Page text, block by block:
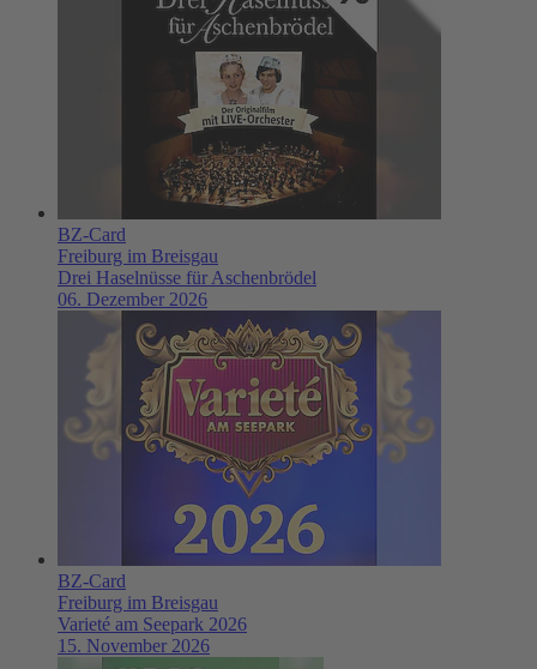
BZ-Card
Freiburg im Breisgau
Drei Haselnüsse für Aschenbrödel
06. Dezember 2026
BZ-Card
Freiburg im Breisgau
Varieté am Seepark 2026
15. November 2026